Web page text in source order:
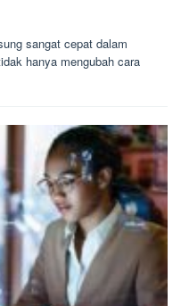
sangat cepat dalam
hanya mengubah cara